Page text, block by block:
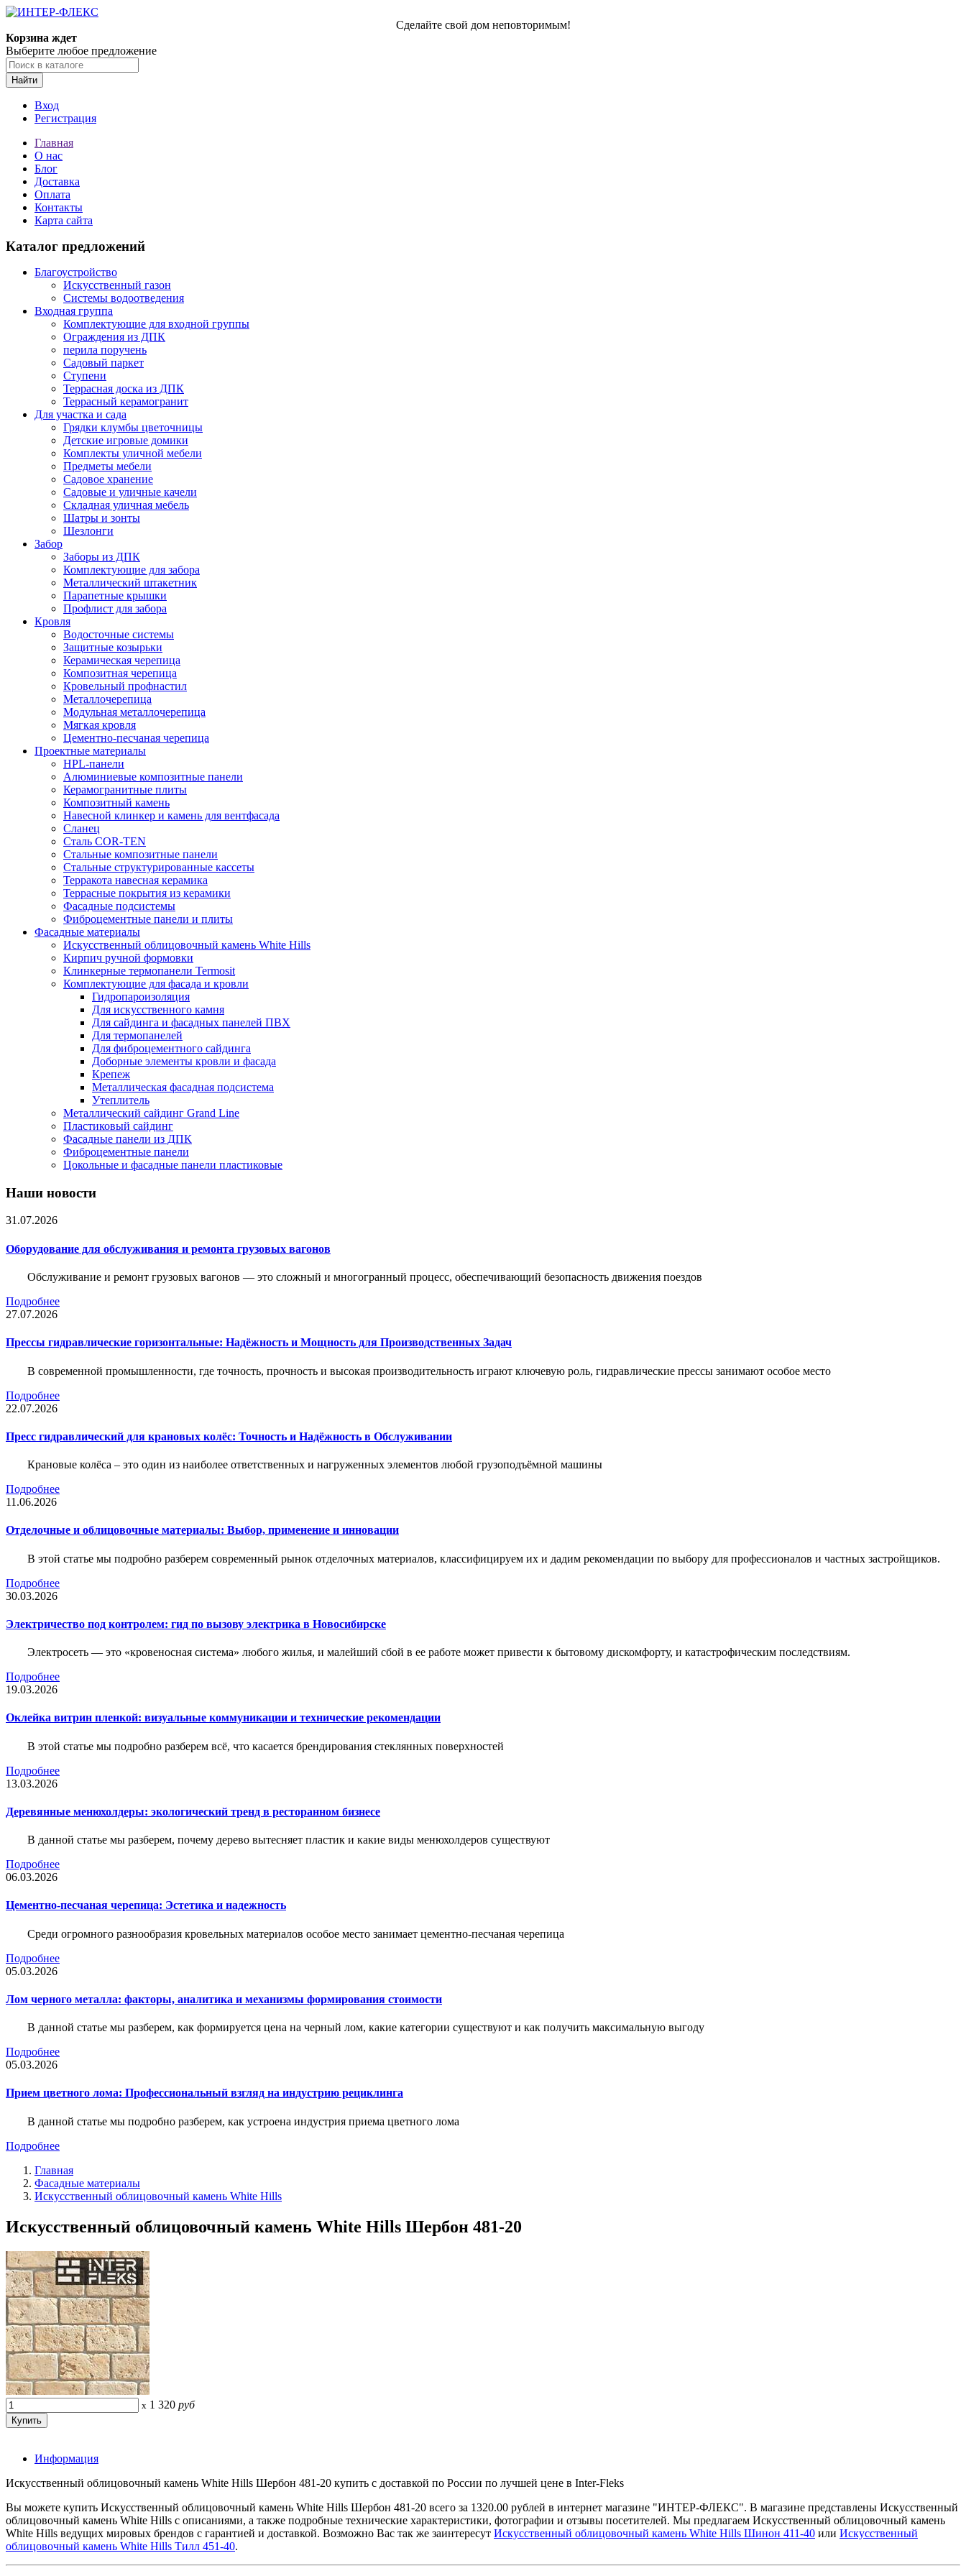
Сделайте свой дом неповторимым!
Корзина ждет
Выберите любое предложение
Найти
Вход
Регистрация
Главная
О нас
Блог
Доставка
Оплата
Контакты
Карта сайта
Каталог предложений
Благоустройство
Искусственный газон
Системы водоотведения
Входная группа
Комплектующие для входной группы
Ограждения из ДПК
перила поручень
Садовый паркет
Ступени
Террасная доска из ДПК
Террасный керамогранит
Для участка и сада
Грядки клумбы цветочницы
Детские игровые домики
Комплекты уличной мебели
Предметы мебели
Садовое хранение
Садовые и уличные качели
Складная уличная мебель
Шатры и зонты
Шезлонги
Забор
Заборы из ДПК
Комплектующие для забора
Металлический штакетник
Парапетные крышки
Профлист для забора
Кровля
Водосточные системы
Защитные козырьки
Керамическая черепица
Композитная черепица
Кровельный профнастил
Металлочерепица
Модульная металлочерепица
Мягкая кровля
Цементно-песчаная черепица
Проектные материалы
HPL-панели
Алюминиевые композитные панели
Керамогранитные плиты
Композитный камень
Навесной клинкер и камень для вентфасада
Сланец
Сталь COR-TEN
Стальные композитные панели
Стальные структурированные кассеты
Терракота навесная керамика
Террасные покрытия из керамики
Фасадные подсистемы
Фиброцементные панели и плиты
Фасадные материалы
Искусственный облицовочный камень White Hills
Кирпич ручной формовки
Клинкерные термопанели Termosit
Комплектующие для фасада и кровли
Гидропароизоляция
Для искусственного камня
Для сайдинга и фасадных панелей ПВХ
Для термопанелей
Для фиброцементного сайдинга
Доборные элементы кровли и фасада
Крепеж
Металлическая фасадная подсистема
Утеплитель
Металлический сайдинг Grand Line
Пластиковый сайдинг
Фасадные панели из ДПК
Фиброцементные панели
Цокольные и фасадные панели пластиковые
Наши новости
31.07.2026
Оборудование для обслуживания и ремонта грузовых вагонов
Обслуживание и ремонт грузовых вагонов — это сложный и многогранный процесс, обеспечивающий безопасность движения поездов
Подробнее
27.07.2026
Прессы гидравлические горизонтальные: Надёжность и Мощность для Производственных Задач
В современной промышленности, где точность, прочность и высокая производительность играют ключевую роль, гидравлические прессы занимают особое место
Подробнее
22.07.2026
Пресс гидравлический для крановых колёс: Точность и Надёжность в Обслуживании
Крановые колёса – это один из наиболее ответственных и нагруженных элементов любой грузоподъёмной машины
Подробнее
11.06.2026
Отделочные и облицовочные материалы: Выбор, применение и инновации
В этой статье мы подробно разберем современный рынок отделочных материалов, классифицируем их и дадим рекомендации по выбору для профессионалов и частных застройщиков.
Подробнее
30.03.2026
Электричество под контролем: гид по вызову электрика в Новосибирске
Электросеть — это «кровеносная система» любого жилья, и малейший сбой в ее работе может привести к бытовому дискомфорту, и катастрофическим последствиям.
Подробнее
19.03.2026
Оклейка витрин пленкой: визуальные коммуникации и технические рекомендации
В этой статье мы подробно разберем всё, что касается брендирования стеклянных поверхностей
Подробнее
13.03.2026
Деревянные менюхолдеры: экологический тренд в ресторанном бизнесе
В данной статье мы разберем, почему дерево вытесняет пластик и какие виды менюхолдеров существуют
Подробнее
06.03.2026
Цементно-песчаная черепица: Эстетика и надежность
Среди огромного разнообразия кровельных материалов особое место занимает цементно-песчаная черепица
Подробнее
05.03.2026
Лом черного металла: факторы, аналитика и механизмы формирования стоимости
В данной статье мы разберем, как формируется цена на черный лом, какие категории существуют и как получить максимальную выгоду
Подробнее
05.03.2026
Прием цветного лома: Профессиональный взгляд на индустрию рециклинга
В данной статье мы подробно разберем, как устроена индустрия приема цветного лома
Подробнее
Главная
Фасадные материалы
Искусственный облицовочный камень White Hills
Искусственный облицовочный камень White Hills Шербон 481-20
x 1 320 руб
Информация
Искусственный облицовочный камень White Hills Шербон 481-20 купить с доставкой по России по лучшей цене в Inter-Fleks
Вы можете купить Искусственный облицовочный камень White Hills Шербон 481-20 всего за 1320.00 рублей в интернет магазине "ИНТЕР-ФЛЕКС". В магазине представлены Искусственный
облицовочный камень White Hills с описаниями, а также подробные технические характеристики, фотографии и отзывы посетителей. Мы предлагаем Искусственный облицовочный камень
White Hills ведущих мировых брендов с гарантией и доставкой. Возможно Вас так же заинтересут Искусственный облицовочный камень White Hills Шинон 411-40 или Искусственный
облицовочный камень White Hills Тилл 451-40.